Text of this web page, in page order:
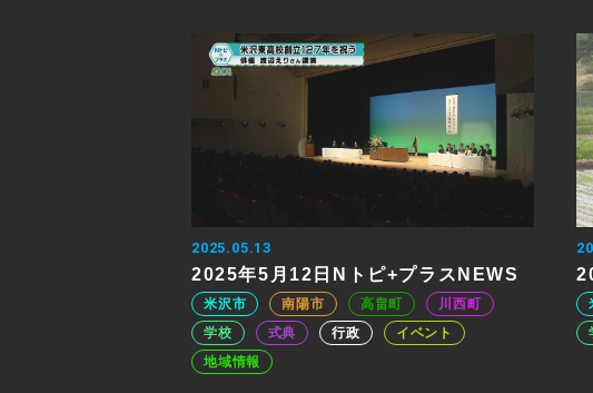
2025.05.13
2025年5月12日Nトピ+プラスNEWS
米沢市 南陽市 高畠町
川西町
学校
式典 行政
イベント
地域情報